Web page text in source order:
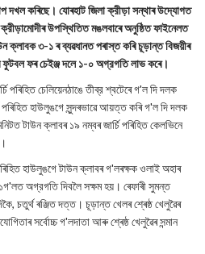
দখল কৰিছে। যোৰহাট জিলা ক্রীড়া সন্থাৰ উদ্যোগত
উপস্থিতিত মঙলবাৰে অনুষ্ঠিত ফাইনেলত
ক্লাবক ৩-১ ৰ ব্যৱধানত পৰাস্ত কৰি চূড়ান্ত বিজয়ীৰ
ফুটবল ফৰ চেইঞ্জ দলে ১-০ অগ্রগতি লাভ কৰে।
পৰিহিত চেলিয়েনঠাঙে তীব্র শ্বটেৰে গ'ল দি দলক
হাউলুঙগে সুন্দৰভাৱে আয়ত্ত কৰি গ'ল দি দলক
টাউন ক্লাবৰ ১৯ নম্বৰ জাৰ্চি পৰিহিত কেলভিনে
হাউলুঙগে টাউন ক্লাবৰ গ'লৰক্ষক ওলাই অহাৰ
অগ্রগতি দিবলৈ সক্ষম হয়। ৰেফাৰী সুমন্ত
চতুর্থ ৰঞ্জিত দত্ত। চূড়ান্ত খেলৰ শ্ৰেষ্ঠ খেলুৱৈৰ
সৰ্বোচ্চ গ'লদাতা আৰু শ্ৰেষ্ঠ খেলুৱৈৰ সন্মান